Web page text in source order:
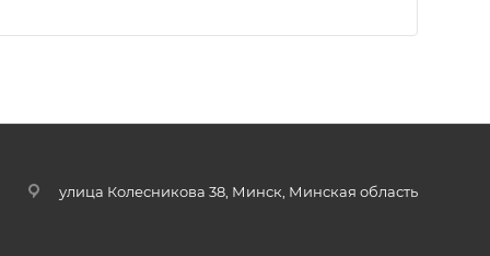
улица Колесникова 38, Минск, Минская область